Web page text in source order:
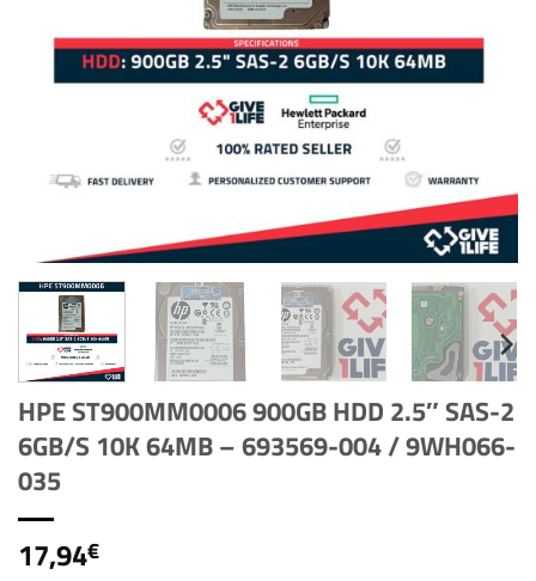
HPE ST900MM0006 900GB HDD 2.5″ SAS-2
6GB/S 10K 64MB – 693569-004 / 9WH066-
035
17,94€